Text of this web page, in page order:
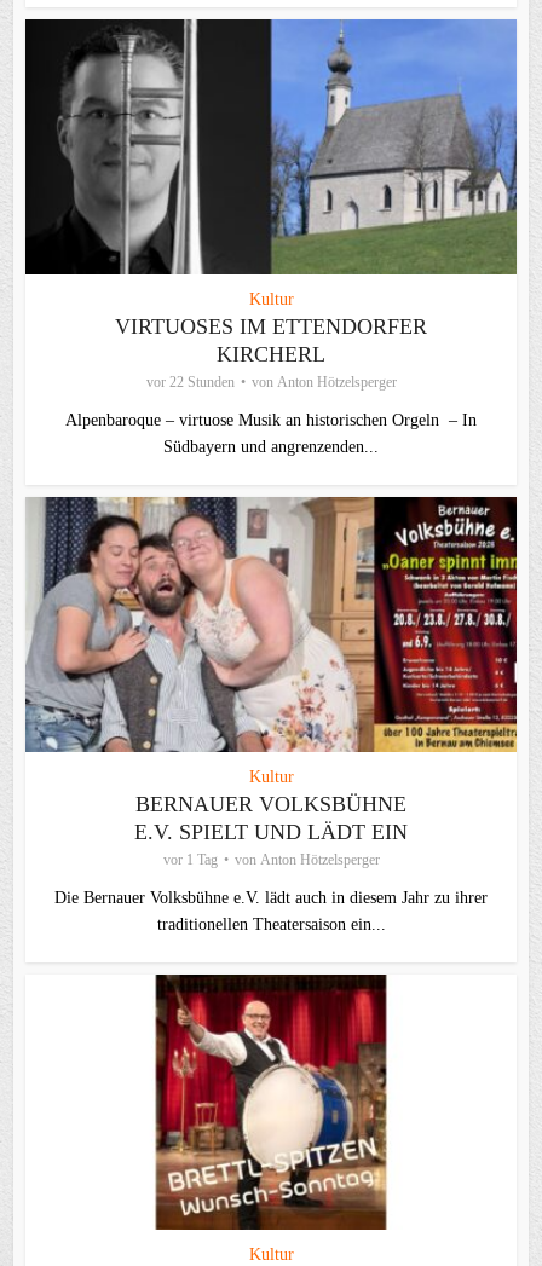
Kultur
VIRTUOSES IM ETTENDORFER
KIRCHERL
vor 22 Stunden von Anton Hötzelsperger
Alpenbaroque – virtuose Musik an historischen Orgeln – In
Südbayern und angrenzenden...
Kultur
BERNAUER VOLKSBÜHNE
E.V. SPIELT UND LÄDT EIN
vor 1 Tag von Anton Hötzelsperger
Die Bernauer Volksbühne e.V. lädt auch in diesem Jahr zu ihrer
traditionellen Theater­saison ein...
Kultur